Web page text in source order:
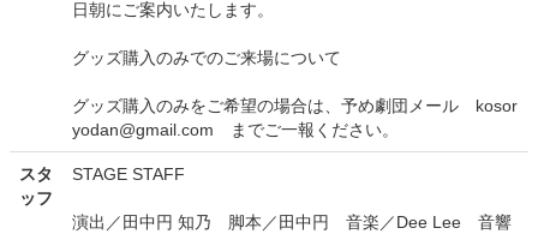
日朝にご案内いたします。
グッズ購入のみでのご来場について
グッズ購入のみをご希望の場合は、予め劇団メール kosor
yodan@gmail.com までご一報ください。
スタ
ッフ
STAGE STAFF
演出／田中円 知乃 脚本／田中円 音楽／Dee Lee 音響